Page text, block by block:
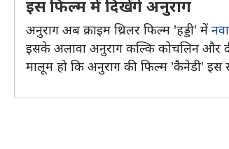
इस फिल्म में दिखेंगे अनुराग
अनुराग अब क्राइम थ्रिलर फिल्म 'हड्डी' में
इसके अलावा अनुराग कल्कि कोचलिन और
मालूम हो कि अनुराग की फिल्म 'कैनेडी' इस